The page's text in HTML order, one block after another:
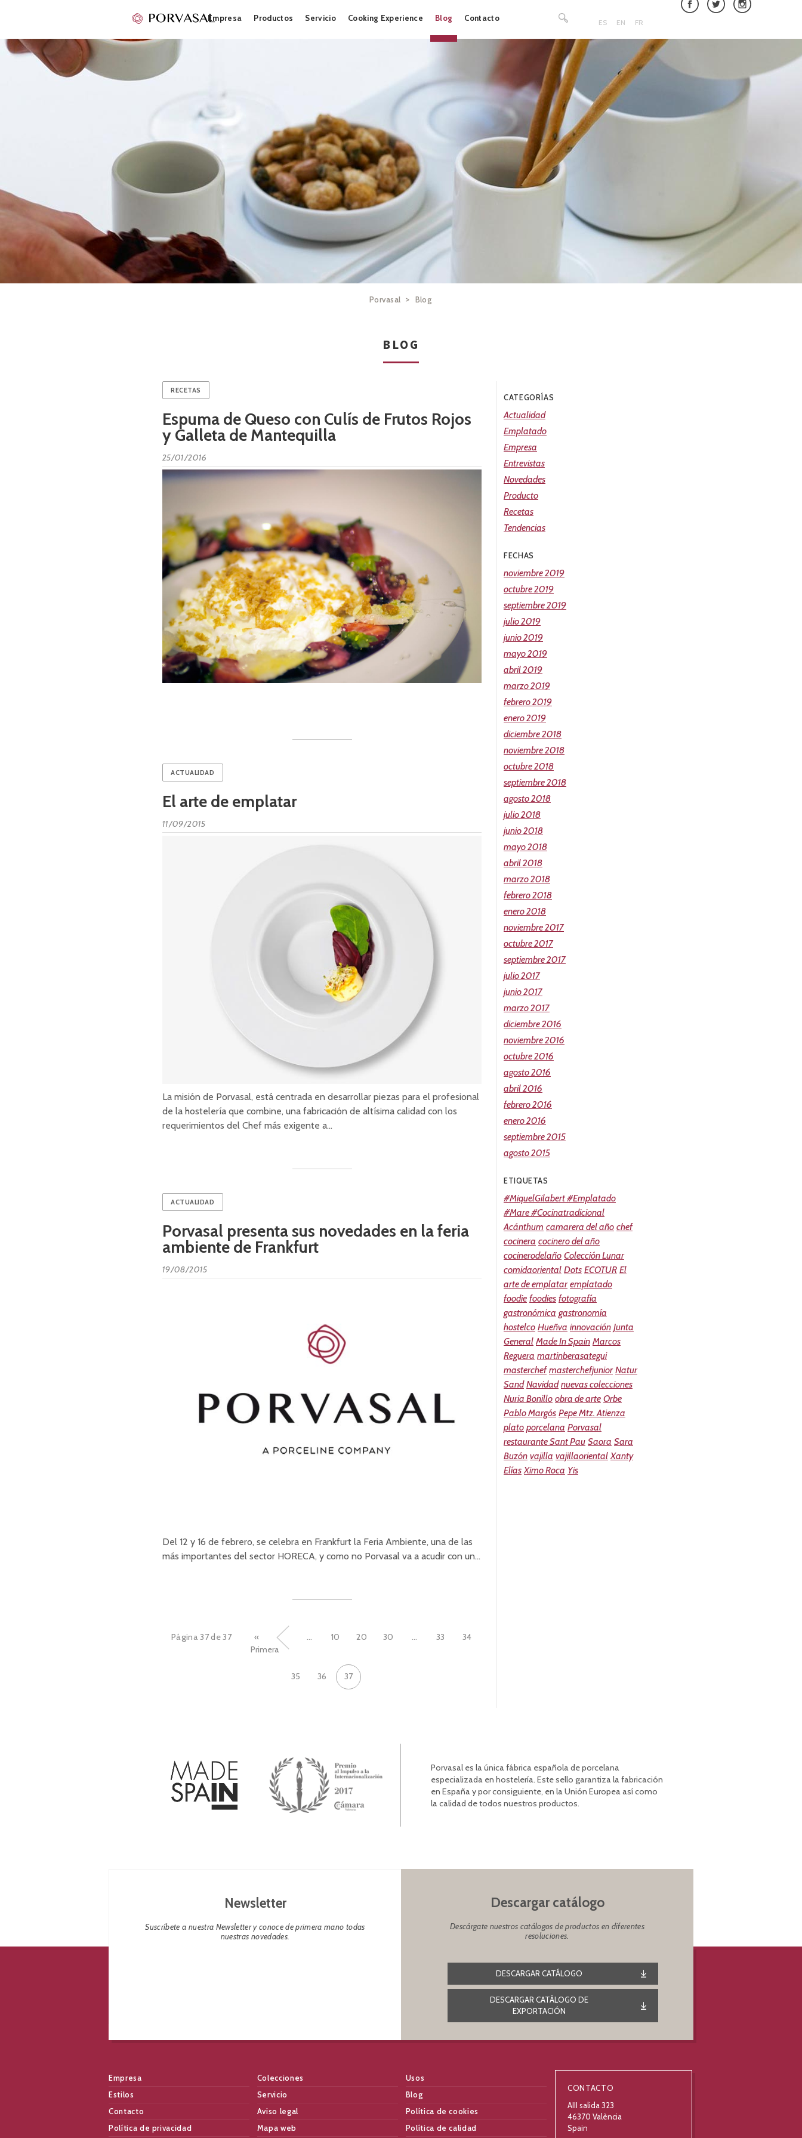
to
Empresa Productos Servicio Cooking Experience Blog Contacto ES EN FR
Porvasal > Blog
BLOG
RECETAS
Espuma de Queso con Culís de Frutos Rojos
y Galleta de Mantequilla
25/01/2016
ACTUALIDAD
El arte de emplatar
11/09/2015
La misión de Porvasal, está centrada en desarrollar piezas para el profesional
de la hostelería que combine, una fabricación de altísima calidad con los
requerimientos del Chef más exigente a…
ACTUALIDAD
Porvasal presenta sus novedades en la feria
ambiente de Frankfurt
19/08/2015
Del 12 y 16 de febrero, se celebra en Frankfurt la Feria Ambiente, una de las
más importantes del sector HORECA, y como no Porvasal va a acudir con un…
Página 37 de 37
«
Primera
« ... 10 20 30 ... 33 34
35 36 37
CATEGORÍAS
Actualidad
Emplatado
Empresa
Entrevistas
Novedades
Producto
Recetas
Tendencias
FECHAS
noviembre 2019
octubre 2019
septiembre 2019
julio 2019
junio 2019
mayo 2019
abril 2019
marzo 2019
febrero 2019
enero 2019
diciembre 2018
noviembre 2018
octubre 2018
septiembre 2018
agosto 2018
julio 2018
junio 2018
mayo 2018
abril 2018
marzo 2018
febrero 2018
enero 2018
noviembre 2017
octubre 2017
septiembre 2017
julio 2017
junio 2017
marzo 2017
diciembre 2016
noviembre 2016
octubre 2016
agosto 2016
abril 2016
febrero 2016
enero 2016
septiembre 2015
agosto 2015
ETIQUETAS
#MiquelGilabert #Emplatado
#Mare #Cocinatradicional
Acánthum camarera del año chef
cocinera cocinero del año
cocinerodelaño Colección Lunar
comidaoriental Dots ECOTUR El
arte de emplatar emplatado
foodie foodies fotografía
gastronómica gastronomía
hostelco Hueñva innovación Junta
General Made In Spain Marcos
Reguera martinberasategui
masterchef masterchefjunior Natur
Sand Navidad nuevas colecciones
Nuria Bonillo obra de arte Orbe
Pablo Margós Pepe Mtz. Atienza
plato porcelana Porvasal
restaurante Sant Pau Saora Sara
Buzón vajilla vajillaoriental Xanty
Elías Ximo Roca Yis
Porvasal es la única fábrica española de porcelana
especializada en hostelería. Este sello garantiza la fabricación
en España y por consiguiente, en la Unión Europea así como
la calidad de todos nuestros productos.
Newsletter
Suscríbete a nuestra Newsletter y conoce de primera mano todas
nuestras novedades.
Descargar catálogo
Descárgate nuestros catálogos de productos en diferentes
resoluciones.
DESCARGAR CATÁLOGO
DESCARGAR CATÁLOGO DE
EXPORTACIÓN
Empresa Colecciones
Usos
Estilos
Servicio
Blog
Contacto
Aviso legal
Política de cookies
Política de privacidad
Mapa web Política de calidad
CONTACTO
AIII salida 323
46370 València
Spain